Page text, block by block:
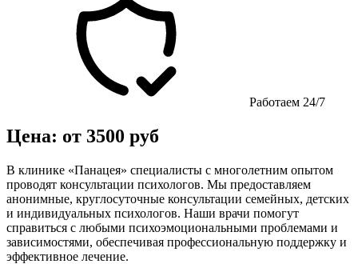
Работаем 24/7
Цена: от 3500 руб
В клинике «Панацея» специалисты с многолетним опытом
проводят консультации психологов. Мы предоставляем
анонимные, круглосуточные консультации семейных, детских
и индивидуальных психологов. Наши врачи помогут
справиться с любыми психоэмоциональными проблемами и
зависимостями, обеспечивая профессиональную поддержку и
эффективное лечение.